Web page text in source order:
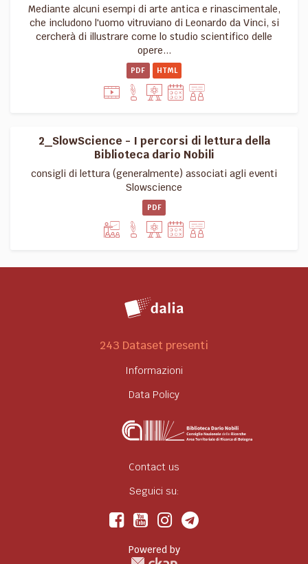
Mediante alcuni esempi di arte antica e rinascimentale,
che includono l'uomo vitruviano di Leonardo da Vinci, si
cercherà di illustrare come lo studio scientifico delle
opere...
PDF HTML
2_SlowScience - I percorsi di lettura della
Biblioteca dario Nobili
consigli di lettura (generalmente) associati agli eventi
Slowscience
PDF
243 Dataset presenti
Informazioni
Data Policy
Contact us
Seguici su:
Powered by